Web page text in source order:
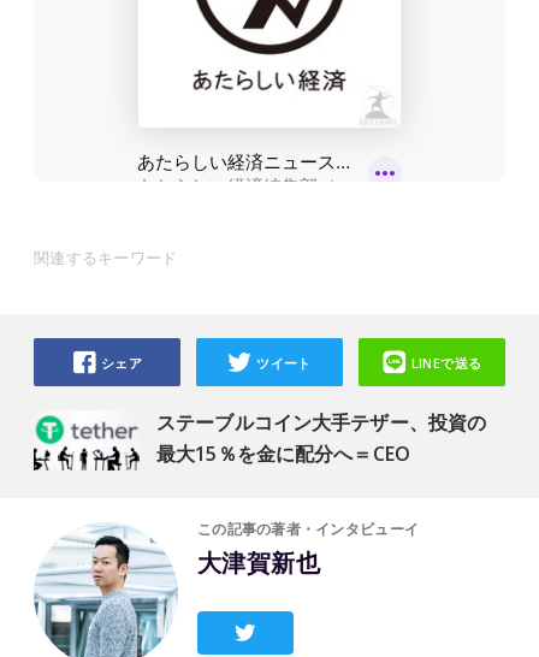
関連するキーワード
ステーブルコイン大手テザー、投資の
最大15％を金に配分へ＝CEO
シェア ツイート LINEで送る
この記事の著者・インタビューイ
大津賀新也